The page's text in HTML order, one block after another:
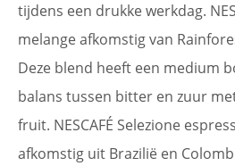
tijdens een drukke werkdag.
melange afkomstig van
Deze blend heeft een medium
balans tussen bitter en zuur
fruit. NESCAFÉ Selezione
afkomstig uit Brazilië en